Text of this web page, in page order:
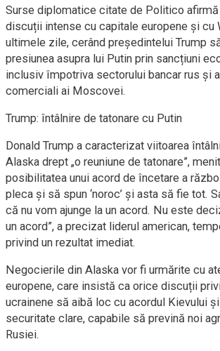
Surse diplomatice citate de Politico
discuții intense cu capitale europene și cu
ultimele zile, cerând președintelui Trump
presiunea asupra lui Putin prin sancțiuni
inclusiv împotriva sectorului bancar rus și
comerciali ai Moscovei.
Trump: întâlnire de tatonare cu Putin
Donald Trump a caracterizat viitoarea
Alaska drept „o reuniune de tatonare”,
posibilitatea unui acord de încetare a
pleca și să spun ‘noroc’ și asta să fie tot.
că nu vom ajunge la un acord. Nu este
un acord”, a precizat liderul american,
privind un rezultat imediat.
Negocierile din Alaska vor fi urmărite cu
europene, care insistă ca orice discuții
ucrainene să aibă loc cu acordul Kievului
securitate clare, capabile să prevină noi
Rusiei.